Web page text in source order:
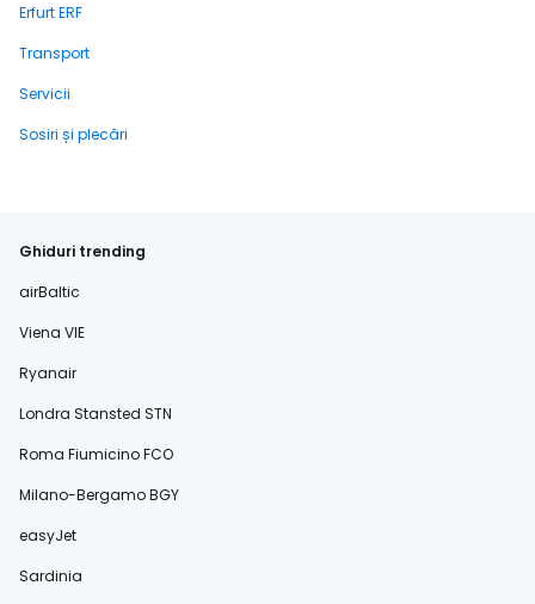
Erfurt ERF
Transport
Servicii
Sosiri și plecări
Ghiduri trending
airBaltic
Viena VIE
Ryanair
Londra Stansted STN
Roma Fiumicino FCO
Milano-Bergamo BGY
easyJet
Sardinia